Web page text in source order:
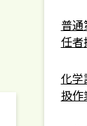
普
任者
化学
扱作